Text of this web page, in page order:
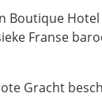
Boutique
Franse
Gracht